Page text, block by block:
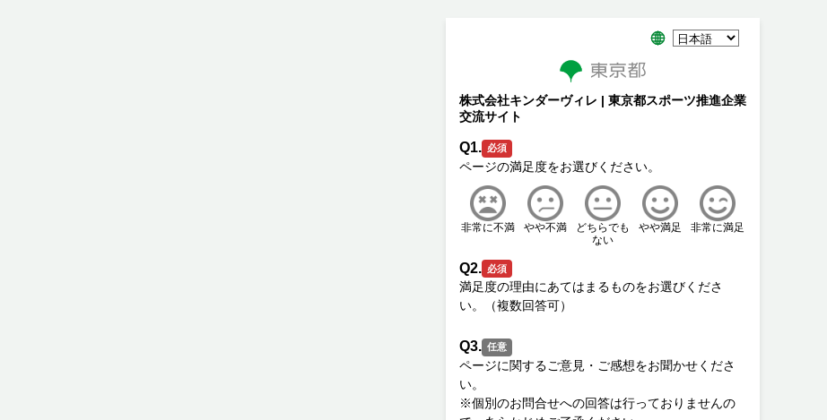
株式会社キンダーヴィレ | 東京都スポーツ推進企業
交流サイト
Q1. 必須
非常に不満 やや不満
どちらでも
ない
やや満足 非常に満足
Q2. 必須
満足度の理由にあてはまるものをお選びくださ
Q3. 任意
ページに関するご意見・ご感想をお聞かせくださ
い。
※個別のお問合せへの回答は行っておりませんの